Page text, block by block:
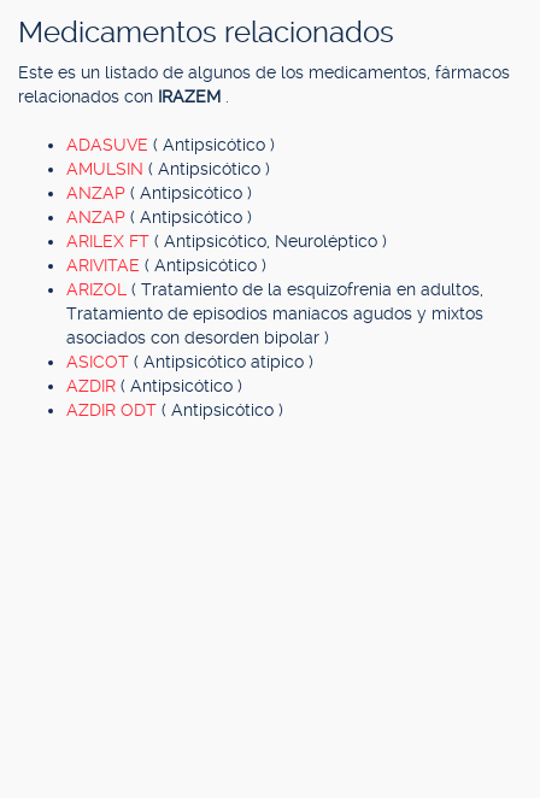
Medicamentos relacionados
Este es un listado de algunos de los medicamentos, fármacos
relacionados con IRAZEM
ADASUVE ( Antipsicótico )
AMULSIN ( Antipsicótico )
ANZAP ( Antipsicótico )
ANZAP ( Antipsicótico )
ARILEX FT ( Antipsicótico, Neuroléptico )
ARIVITAE ( Antipsicótico )
ARIZOL ( Tratamiento de la esquizofrenia en adultos,
Tratamiento de episodios maníacos agudos y mixtos
asociados con desorden bipolar )
ASICOT ( Antipsicótico atípico )
AZDIR ( Antipsicótico )
AZDIR ODT ( Antipsicótico )